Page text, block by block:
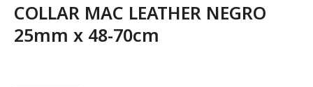
COLLAR MAC LEATHER NEGRO
25mm x 48-70cm